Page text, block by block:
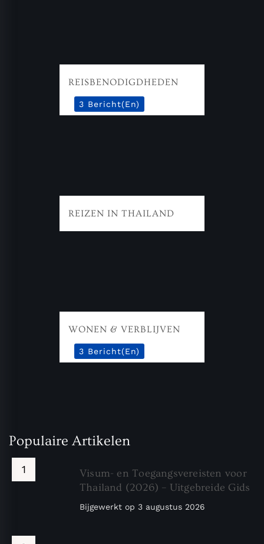
REISBENODIGDHEDEN
3 Bericht(en)
REIZEN IN THAILAND
WONEN & VERBLIJVEN
3 Bericht(en)
Populaire Artikelen
Visum- en Toegangsvereisten voor
Thailand (2026) – Uitgebreide Gids
Bijgewerkt op 3 augustus 2026